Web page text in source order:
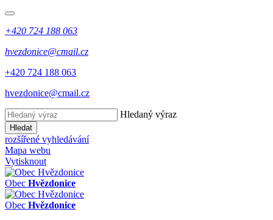
+420 724 188 063
hvezdonice@cmail.cz
+420 724 188 063
hvezdonice@cmail.cz
Hledaný výraz
Hledat
rozšířené vyhledávání
Mapa webu
Vytisknout
Obec Hvězdonice
Obec Hvězdonice